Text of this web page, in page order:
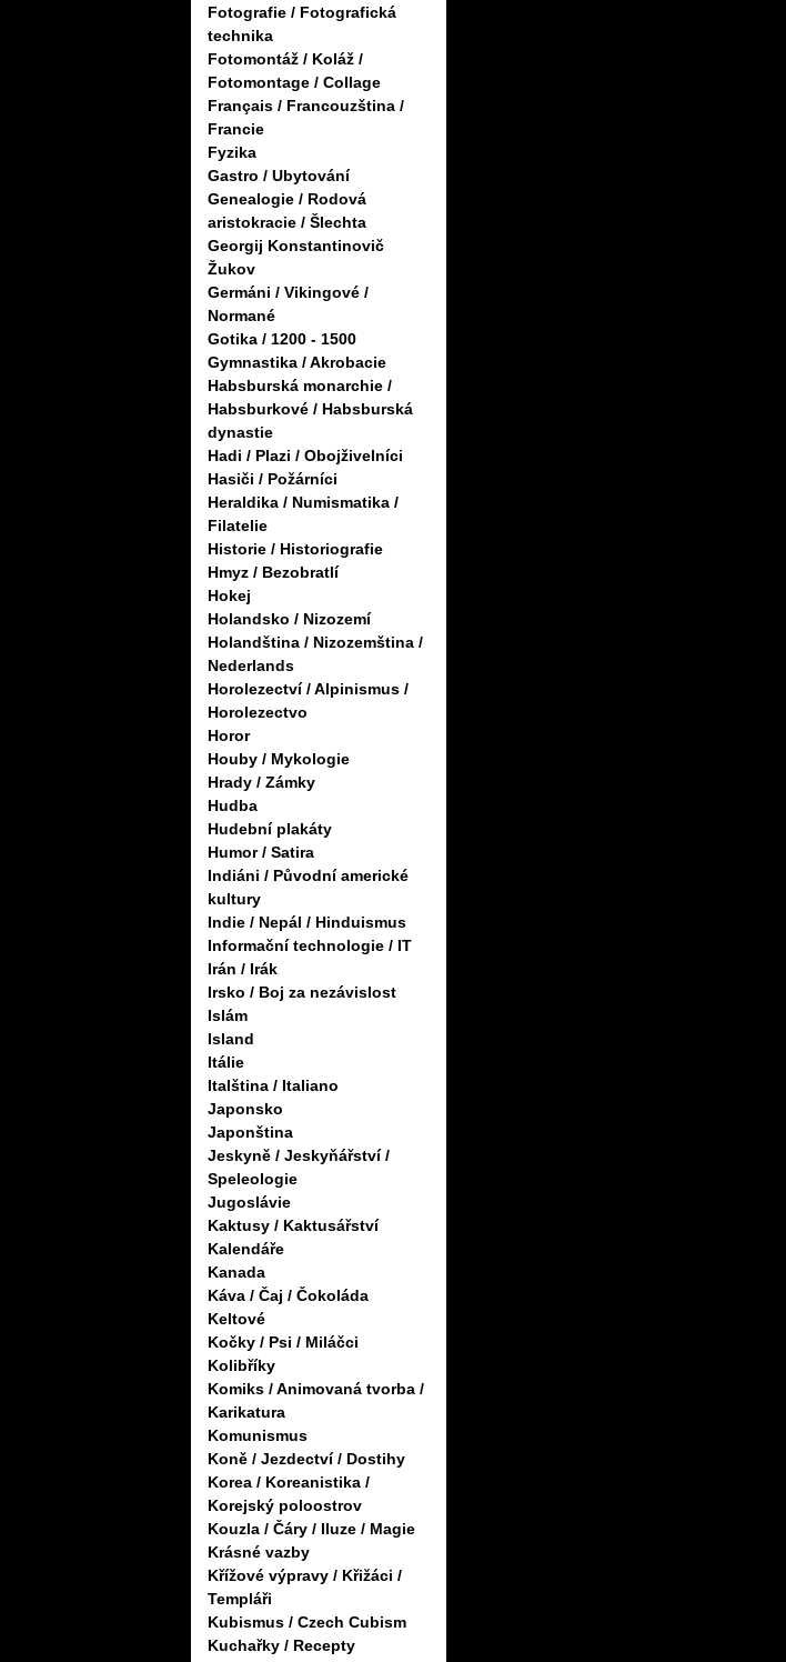
Fotografie / Fotografická
technika
Fotomontáž / Koláž /
Fotomontage / Collage
Français / Francouzština /
Francie
Fyzika
Gastro / Ubytování
Genealogie / Rodová
aristokracie / Šlechta
Georgij Konstantinovič
Žukov
Germáni / Vikingové /
Normané
Gotika / 1200 - 1500
Gymnastika / Akrobacie
Habsburská monarchie /
Habsburkové / Habsburská
dynastie
Hadi / Plazi / Obojživelníci
Hasiči / Požárníci
Heraldika / Numismatika /
Filatelie
Historie / Historiografie
Hmyz / Bezobratlí
Hokej
Holandsko / Nizozemí
Holandština / Nizozemština /
Nederlands
Horolezectví / Alpinismus /
Horolezectvo
Horor
Houby / Mykologie
Hrady / Zámky
Hudba
Hudební plakáty
Humor / Satira
Indiáni / Původní americké
kultury
Indie / Nepál / Hinduismus
Informační technologie / IT
Irán / Irák
Irsko / Boj za nezávislost
Islám
Island
Itálie
Italština / Italiano
Japonsko
Japonština
Jeskyně / Jeskyňářství /
Speleologie
Jugoslávie
Kaktusy / Kaktusářství
Kalendáře
Kanada
Káva / Čaj / Čokoláda
Keltové
Kočky / Psi / Miláčci
Kolibříky
Komiks / Animovaná tvorba /
Karikatura
Komunismus
Koně / Jezdectví / Dostihy
Korea / Koreanistika /
Korejský poloostrov
Kouzla / Čáry / Iluze / Magie
Krásné vazby
Křížové výpravy / Křižáci /
Templáři
Kubismus / Czech Cubism
Kuchařky / Recepty